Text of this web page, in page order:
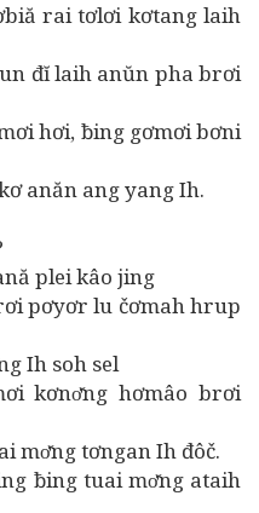
rai tơlơi kơtang laih
đĭ laih anŭn pha brơi
hơi, ƀing gơmơi bơni
ang yang Ih.
plei kâo jing
lu čơmah hrup
Ih soh sel
hơmâo brơi
tơngan Ih đôč.
ƀing tuai mơ̆ng ataih